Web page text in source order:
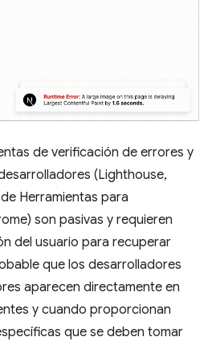
de verificación de errores y
(Lighthouse,
Herramientas para
son pasivas y requieren
del usuario para recuperar
que los desarrolladores
aparecen directamente en
y cuando proporcionan
que se deben tomar